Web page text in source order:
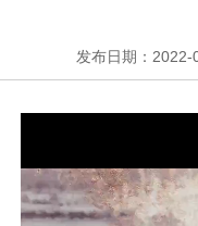
发布日期：